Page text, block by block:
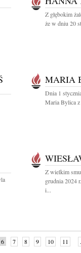
Z głębokim
że w dniu 20
MARIA
Dnia 1
Maria Bylica
Z wielkim
grudnia 2024
i...
6 7 8 9 10 11